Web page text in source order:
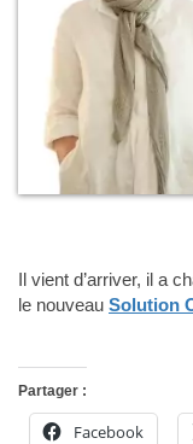
Il vient d’arriver, il a
le nouveau Solution
Partager :
Facebook